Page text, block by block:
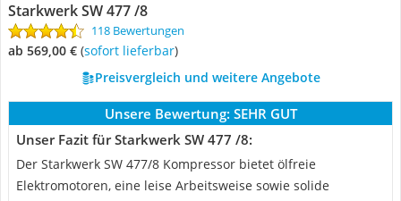
Starkwerk SW 477 /8
118 Bewertungen
ab 569,00 € ( Sofort lieferbar)
Preisvergleich und weitere Angebote
Unsere Bewertung: SEHR GUT
Unser Fazit für Starkwerk SW 477 /8:
Der Starkwerk SW 477/8 Kompressor bietet ölfreie
Elektromotoren, eine leise Arbeitsweise sowie solide